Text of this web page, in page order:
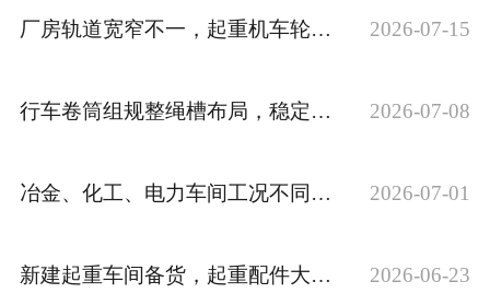
合作客户
厂房轨道宽窄不一，起重机车轮组该怎么匹配安装 2026-07-15
行车卷筒组规整绳槽布局，稳定钢丝绳卷绕轨迹 2026-07-08
冶金、化工、电力车间工况不同，起重机械配件如何选型 2026-07-01
新建起重车间备货，起重配件大全包含哪些核心构件 2026-06-23